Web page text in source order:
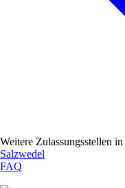
Weitere Zulassungsstellen in
Salzwedel
FAQ